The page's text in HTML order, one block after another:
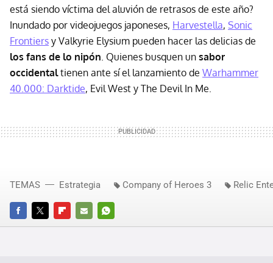
está siendo víctima del aluvión de retrasos de este año?
Inundado por videojuegos japoneses, Harvestella, Sonic
Frontiers y Valkyrie Elysium pueden hacer las delicias de
los fans de lo nipón . Quienes busquen un sabor
occidentaltienen ante sí el lanzamiento de Warhammer
40.000: Darktide, Evil West y The Devil In Me.
FACEBOOKTWITTERFLIPBOARD
E-
WHATSAPP
TEMAS Estrategia Company of Heroes 3 Relic